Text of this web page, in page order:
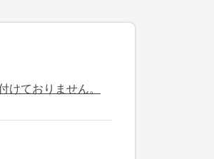
ておりません。